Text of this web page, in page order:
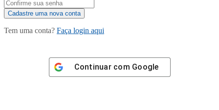
Tem uma conta? Faça login aqui
Continuar com Google